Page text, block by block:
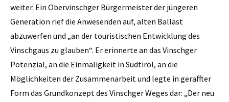
weiter. Ein Obervinschger Bürgermeister der jüngeren
Generation rief die Anwesenden auf, alten Ballast
abzuwerfen und „an der touristischen Entwicklung des
Vinschgaus zu glauben“. Er erinnerte an das Vinschger
Potenzial, an die Einmaligkeit in Südtirol, an die
Möglichkeiten der Zusammenarbeit und legte in geraffter
Form das Grundkonzept des Vinschger Weges dar: „Der neu